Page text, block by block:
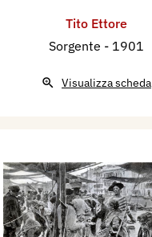
Tito Ettore
Sorgente - 1901
Visualizza scheda